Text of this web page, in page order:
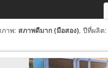
าพ: สภาพดีมาก (มือสอง), ปีที่ผลิต: